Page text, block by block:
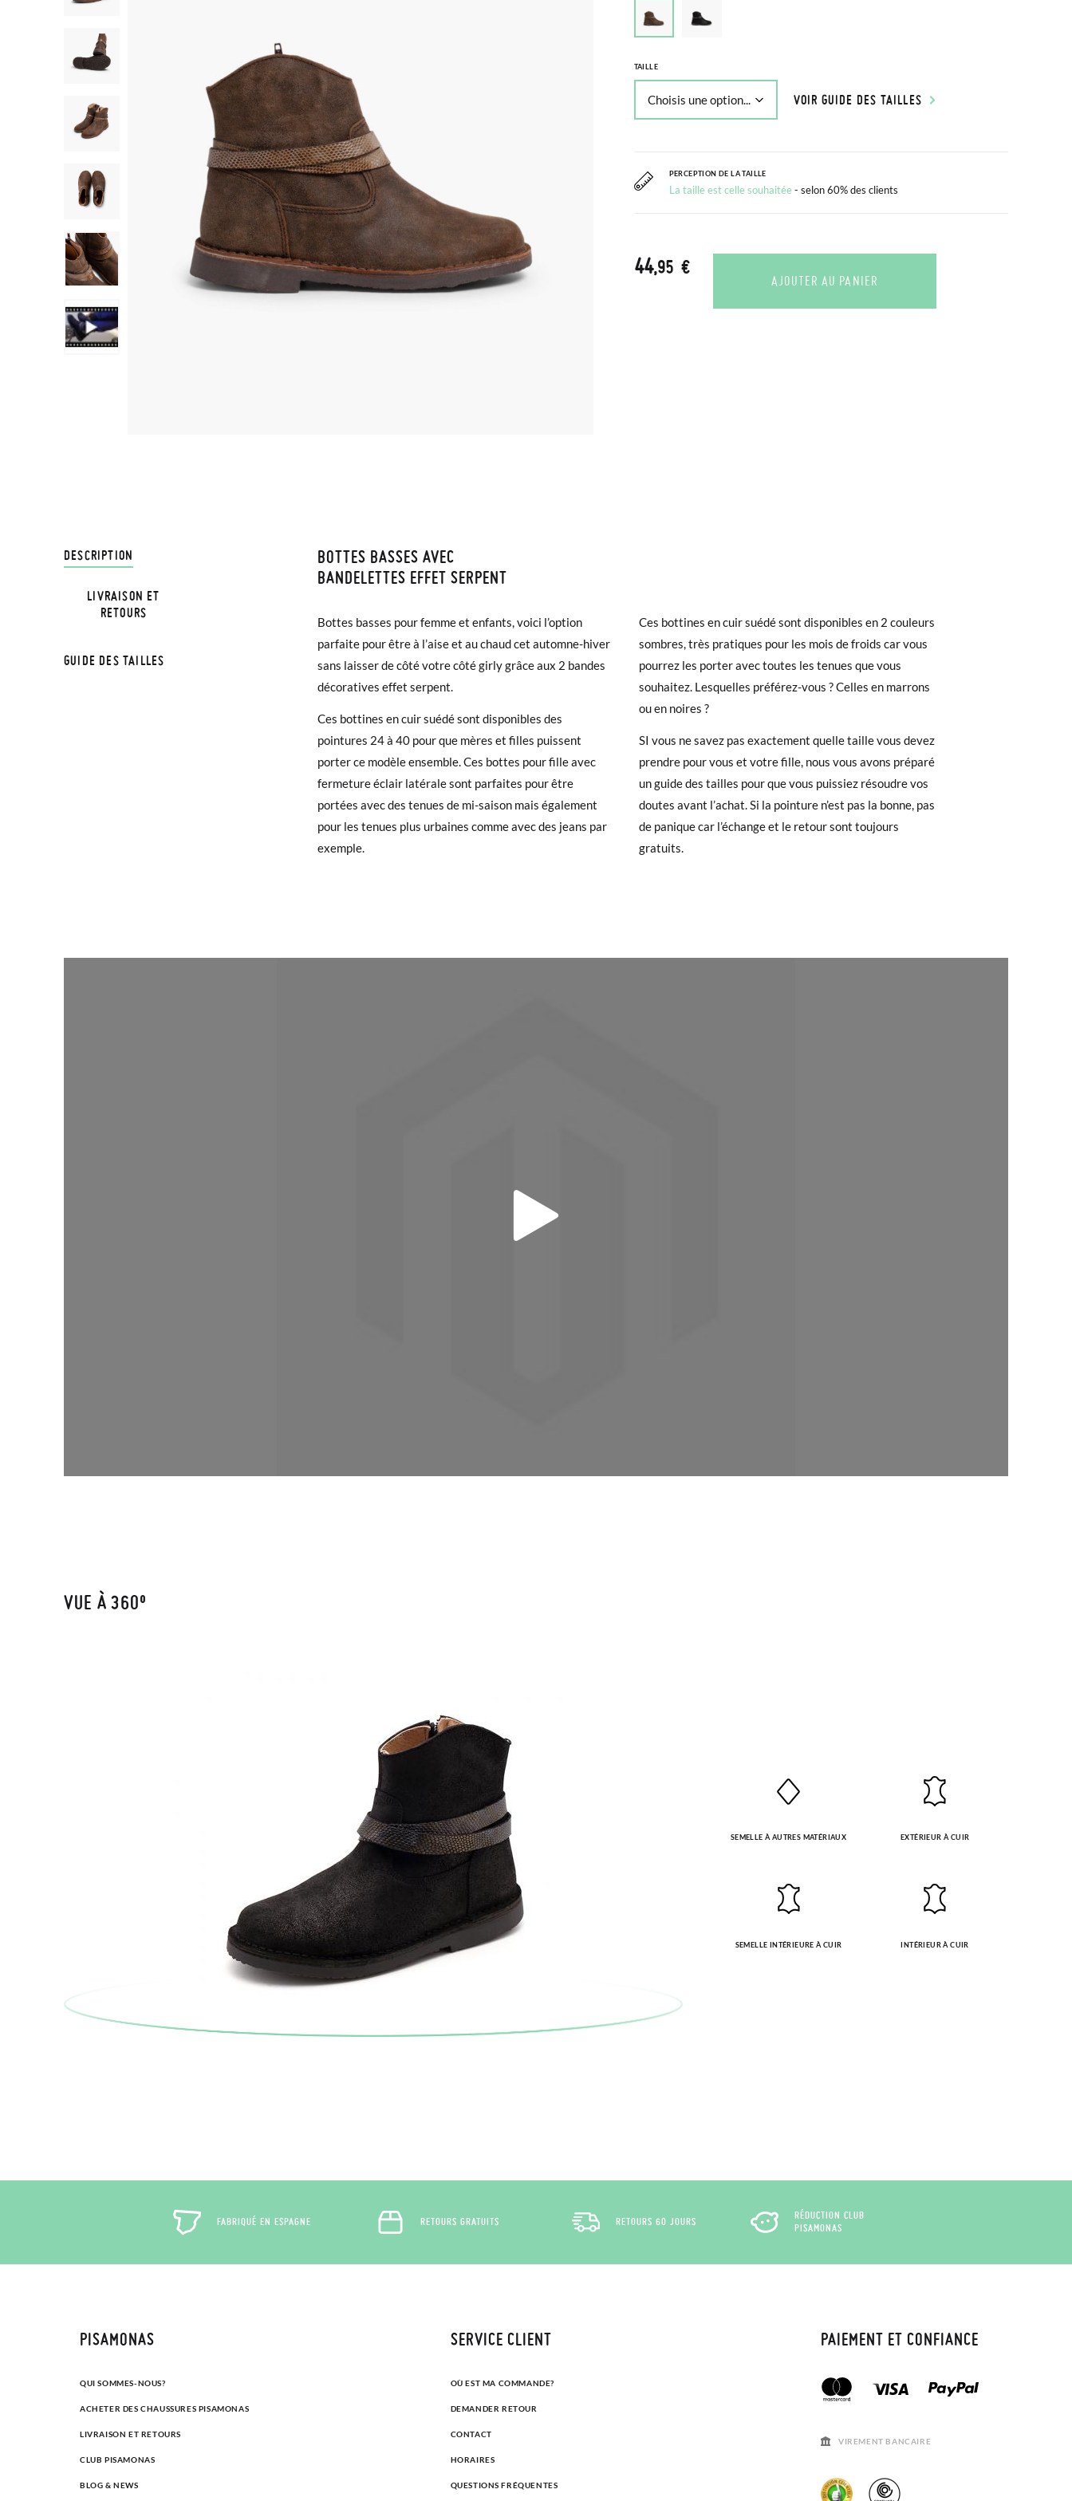
TAILLE
VOIR GUIDE DES TAILLES
PERCEPTION DE LA TAILLE
La taille est celle souhaitée - selon 60% des clients
44,95 €
AJOUTER AU PANIER
DESCRIPTION
BOTTES BASSES AVEC
BANDELETTES EFFET SERPENT
Bottes basses pour femme et enfants, voici l’option
parfaite pour être à l’aise et au chaud cet automne-hiver
sans laisser de côté votre côté girly grâce aux 2 bandes
décoratives effet serpent.
Ces bottines en cuir suédé sont disponibles des
pointures 24 à 40 pour que mères et filles puissent
porter ce modèle ensemble. Ces bottes pour fille avec
fermeture éclair latérale sont parfaites pour être
portées avec des tenues de mi-saison mais également
pour les tenues plus urbaines comme avec des jeans par
exemple.
Ces bottines en cuir suédé sont disponibles en 2 couleurs
sombres, très pratiques pour les mois de froids car vous
pourrez les porter avec toutes les tenues que vous
souhaitez. Lesquelles préférez-vous ? Celles en marrons
ou en noires ?
SI vous ne savez pas exactement quelle taille vous devez
prendre pour vous et votre fille, nous vous avons préparé
un guide des tailles pour que vous puissiez résoudre vos
doutes avant l’achat. Si la pointure n’est pas la bonne, pas
de panique car l’échange et le retour sont toujours
gratuits.
LIVRAISON ET
RETOURS
LIVRAISON ET RETOURS
3,95 € et prendra de 4 à 5 jours ouvrables pour arriver par coursier. Veuillez noter que la commande doit être passée
avant 15h, sinon elle sera expédiée le lendemain.
Si vos chaussures arrivent et ne correspondent pas tout à fait à ce que vous recherchiez, vous pouvez facilement
Si vous avez un compte, connectez-vous simplement pour lancer la procédure. Si vous avez passé commande en tant
qu'invité, veuillez vous rendre sur notre page
et saisir votre numéro de commande ainsi que l'adresse e-mail
utilisée pour l'achat. Une étiquette de retour sera alors envoyée automatiquement dans votre boîte de réception.
Pour échanger un article, veuillez renvoyer votre paire d'origine en utilisant l'étiquette fournie dans n'importe quel
bureau de poste Francia Colissimo et passer une nouvelle commande pour la pointure ou le modèle souhaité.
GUIDE DES TAILLES
chaussure, pour comparer la mesure du pied de votre enfant ou la semelle intérieure de sa chaussure actuelle (et pas la
semelle extérieure).
Bottes basses avec Bandelettes Effet Serpent
TAILLE 24 25 26 27 28 29 30 32 33 34 35 36 37 38 39 40
CM 16,0
17,2 20,8 23,8
VUE À 360º
SEMELLE À AUTRES MATÉRIAUX EXTÉRIEUR À CUIR
SEMELLE INTÉRIEURE À CUIR INTÉRIEUR À CUIR
FABRIQUÉ EN ESPAGNE RETOURS GRATUITS RETOURS 60 JOURS
RÉDUCTION CLUB
PISAMONAS
PISAMONAS
QUI SOMMES-NOUS?
ACHETER DES CHAUSSURES PISAMONAS
LIVRAISON ET RETOURS
CLUB PISAMONAS
BLOG & NEWS
SERVICE CLIENT
OÙ EST MA COMMANDE?
DEMANDER RETOUR
CONTACT
HORAIRES
QUESTIONS FRÉQUENTES
PAIEMENT ET CONFIANCE
VIREMENT BANCAIRE